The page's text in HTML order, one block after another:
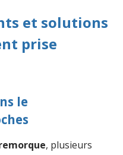
et solutions
prise
le
, plusieurs